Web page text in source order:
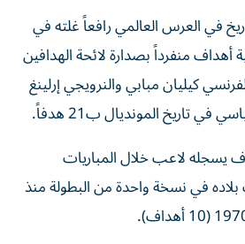
في العرس العالمي رافعاً غلته في
أهداف منفرداً بصدارة لائحة الهدافين
كيليان مبابي والنرويجي إرلينغ
في تاريخ المونديال ب21 هدفاً.
يسجله لاعب خلال المباريات
في نسخة واحدة من البطولة منذ